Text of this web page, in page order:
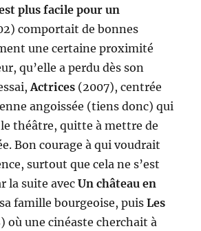
plus facile pour un
comportait de bonnes
une certaine proximité
qu’elle a perdu dès son
Actrices (2007), centrée
angoissée (tiens donc) qui
théâtre, quitte à mettre de
Bon courage à qui voudrait
surtout que cela ne s’est
la suite avecUn château en
famille bourgeoise, puisLes
où une cinéaste cherchait à